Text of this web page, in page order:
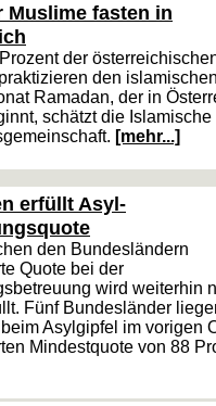
Muslime fasten in
der
den
Ramadan, der in
schätzt die Islamische
[mehr...]
erfüllt Asyl-
den Bundesländern
Quote bei der
wird weiterhin
Fünf Bundesländer
Asylgipfel im vorigen
Mindestquote von 88